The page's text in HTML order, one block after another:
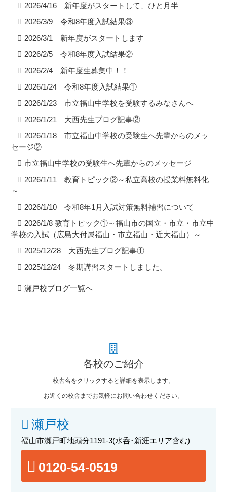
2026/4/16 新年度がスタートして、ひと月半
2026/3/9 令和8年度入試結果③
2026/3/1 新年度がスタートします
2026/2/5 令和8年度入試結果②
2026/2/4 新年度生募集中！！
2026/1/24 令和8年度入試結果①
2026/1/23 市立福山中学校を受験するみなさんへ
2026/1/21 大西先生ブログ記事②
2026/1/18 市立福山中学校の受験生へ先輩からのメッ
セージ②
市立福山中学校の受験生へ先輩からのメッセージ
2026/1/11 教育トピック②～私立高校の授業料無料化
～
2026/1/10 令和8年1月入試対策無料補習について
2026/1/8 教育トピック①～福山市の国立・市立・市立中
学校の入試（広島大付属福山・市立福山・近大福山）～
2025/12/28 大西先生ブログ記事①
2025/12/24 冬期講習スタートしました。
瀬戸校ブログ一覧へ
各校のご紹介
校舎名をクリックすると詳細を表示します。
お近くの校舎までお気軽にお問い合わせください。
瀬戸校
福山市瀬戸町地頭分1191-3(水呑･新涯エリア含む)
0120-54-0519